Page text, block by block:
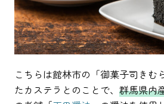
こちらは館林市の「御菓子司きむ
たカステラとのことで、 群馬県内